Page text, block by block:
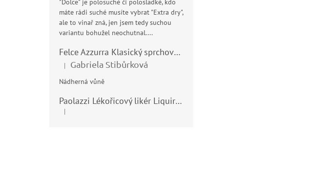
"Dolce" je polosuché či polosladké, kdo
máte rádi suché musíte vybrat "Extra dry",
ale to vinař zná, jen jsem tedy suchou
variantu bohužel neochutnal....
Felce Azzurra Klasický sprchový gel - doccia gel 400ml
Hodnocení produktu je 5 z 5 hvězdiček.
| Gabriela Stibůrková
Nádherná vůně
Paolazzi Lékořicový likér Liquirizia 24% 0,7L
Hodnocení produktu je 5 z 5 hvězdiček.
|